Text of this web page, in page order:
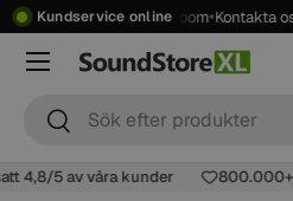
Kundservice online
över 2499 kr• Showroom•Kontakta
Sök
Sök
Meny
4,8/5 av våra kunder